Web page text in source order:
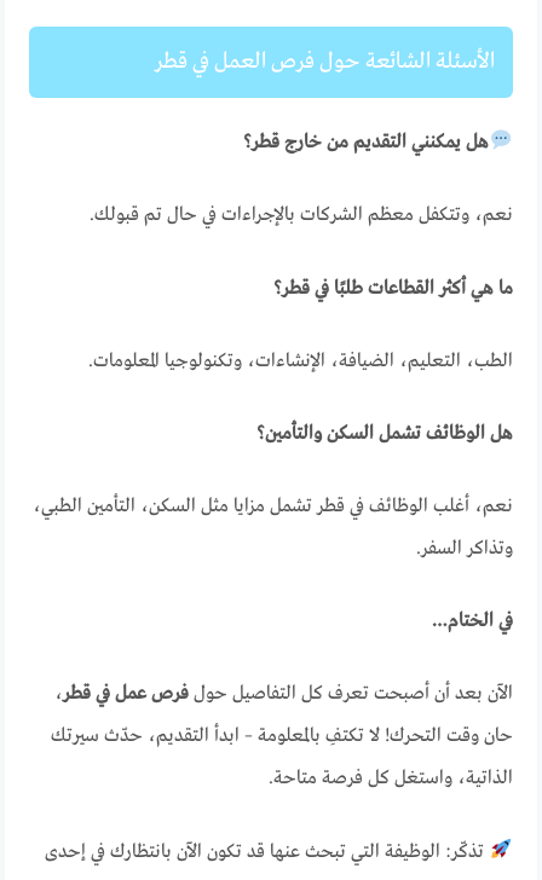
الأسئلة الشائعة حول فرص العمل في قطر
هل يمكنني التقديم من خارج قطر؟
نعم، وتتكفل معظم الشركات بالإجراءات في حال تم قبولك.
ما هي أكثر القطاعات طلبًا في قطر؟
الطب، التعليم، الضيافة، الإنشاءات، وتكنولوجيا المعلومات.
هل الوظائف تشمل السكن والتأمين؟
نعم، أغلب الوظائف في قطر تشمل مزايا مثل السكن، التأمين الطبي،
وتذاكر السفر.
في الختام…
الآن بعد أن أصبحت تعرف كل التفاصيل حولفرص عمل في قطر،
حان وقت التحرك! لا تكتفِ بالمعلومة – ابدأ التقديم، حدّث سيرتك
الذاتية، واستغل كل فرصة متاحة.
تذكّر: الوظيفة التي تبحث عنها قد تكون الآن بانتظارك في إحدى